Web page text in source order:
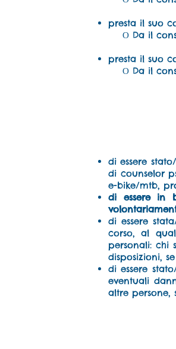
presta il suo
Ο Da il
presta il suo
Ο Da il
di essere
di counselor
e-bike/mtb,
di essere in
di essere
corso, al
personali: chi
disposizioni,
di essere
eventuali
altre persone,